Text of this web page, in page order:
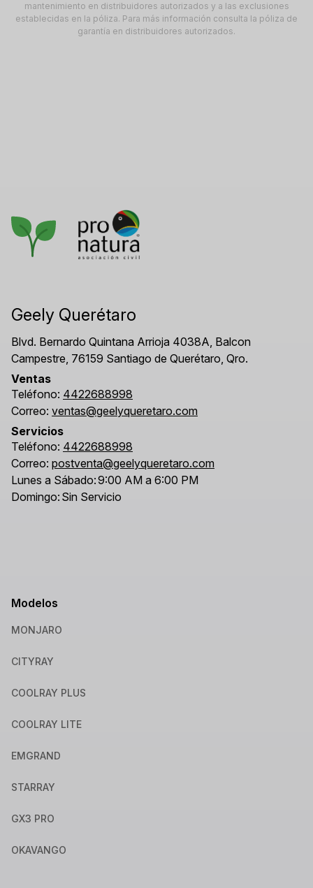
mantenimiento en distribuidores autorizados y a las exclusiones
establecidas en la póliza. Para más información consulta la póliza de
garantía en distribuidores autorizados.
Geely Querétaro
Blvd. Bernardo Quintana Arrioja 4038A, Balcon
Campestre, 76159 Santiago de Querétaro, Qro.
Ventas
Teléfono: 4422688998
Correo: ventas@geelyqueretaro.com
Servicios
Teléfono: 4422688998
Correo: postventa@geelyqueretaro.com
Lunes a Sábado:9:00 AM a 6:00 PM
Domingo: Sin Servicio
Modelos
MONJARO
CITYRAY
COOLRAY PLUS
COOLRAY LITE
EMGRAND
STARRAY
GX3 PRO
OKAVANGO